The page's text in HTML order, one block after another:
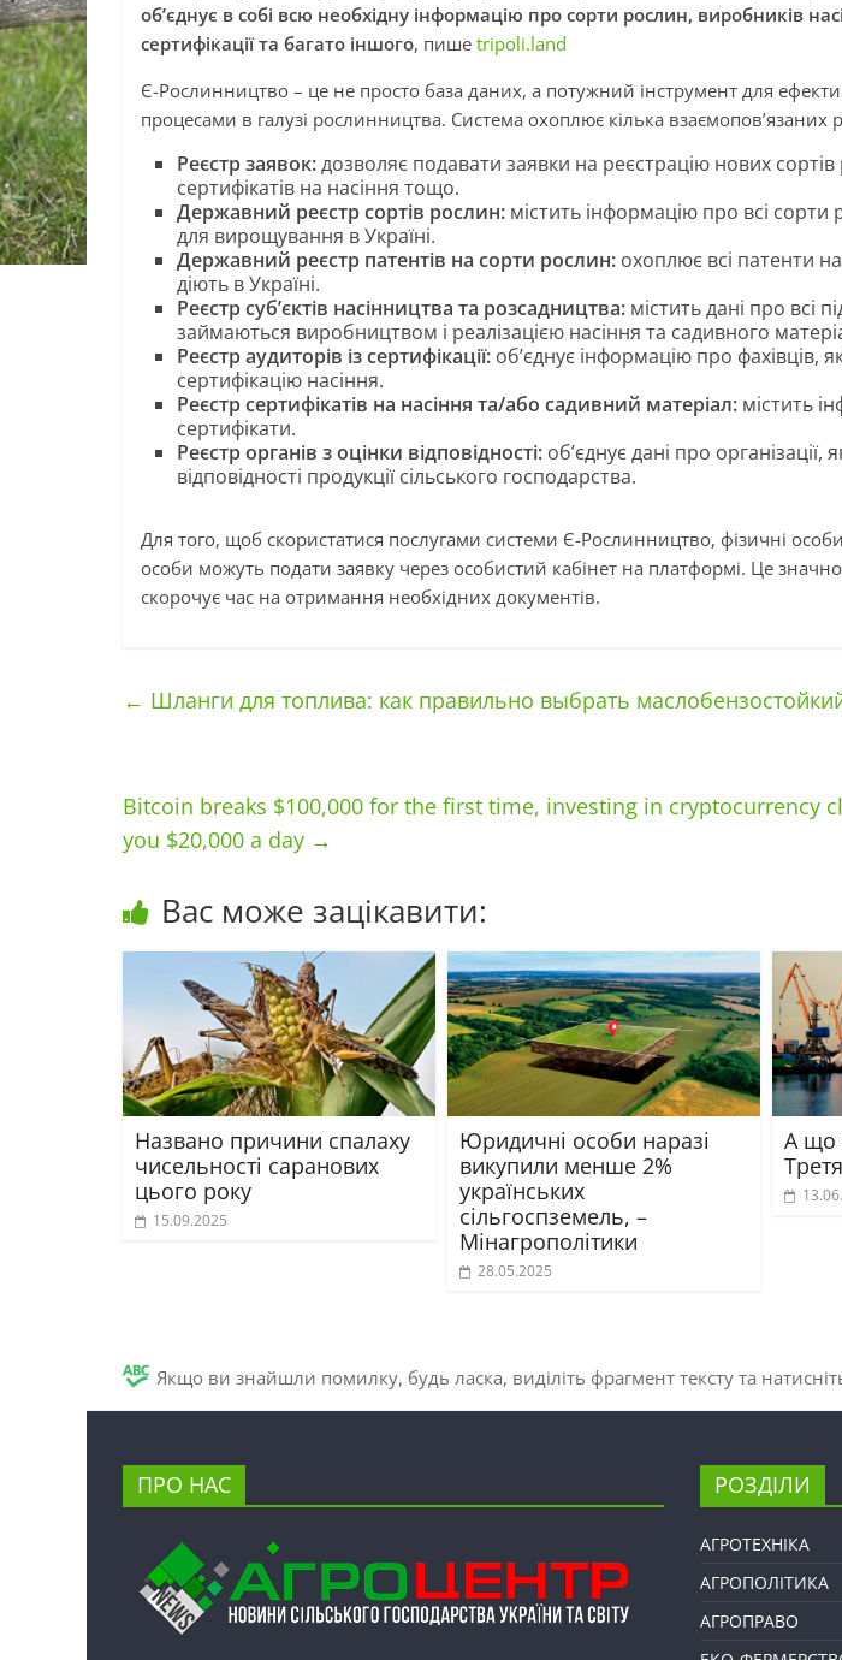
об’єднує в собі всю необхідну інформацію про сорти рослин, виробників
сертифікації та багато іншого, пише tripoli.land
Є-Рослинництво – це не просто база даних, а потужний інструмент для
процесами в галузі рослинництва. Система охоплює кілька взаємопов’язаних
Реєстр заявок:дозволяє подавати заявки на реєстрацію нових
сертифікатів на насіння тощо.
Державний реєстр сортів рослин: містить інформацію про всі сорти
для вирощування в Україні.
Державний реєстр патентів на сорти рослин: охоплює всі патенти
діють в Україні.
Реєстр суб’єктів насінництва та розсадництва: містить дані про всі
займаються виробництвом і реалізацією насіння та садивного
Реєстр аудиторів із сертифікації: об’єднує інформацію про фахівців,
сертифікацію насіння.
Реєстр сертифікатів на насіння та/або садивний матеріал: містить
сертифікати.
Реєстр органів з оцінки відповідності: об’єднує дані про організації,
відповідності продукції сільського господарства.
Для того, щоб скористатися послугами системи Є-Рослинництво, фізичні
особи можуть подати заявку через особистий кабінет на платформі. Це
скорочує час на отримання необхідних документів.
← Шланги для топлива: как правильно выбрать
Bitcoin breaks $100,000 for the first time, investing in cryptocurrency
you $20,000 a day →
Вас може зацікавити:
Названо причини спалаху
чисельності саранових
цього року
15.09.2025
Юридичні особи наразі
викупили менше 2%
українських
сільгоспземель, –
Мінагрополітики
28.05.2025
А що
Якщо ви знайшли помилку, будь ласка, виділіть фрагмент тексту та
ПРО НАС РОЗДІЛИ
АГРОТЕХНІКА
АГРОПОЛІТИКА
АГРОПРАВО